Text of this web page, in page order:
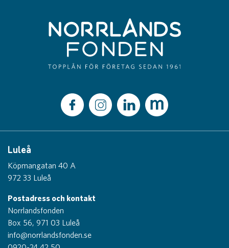
Luleå
Köpmangatan 40 A
972 33 Luleå
Postadress och kontakt
Norrlandsfonden
Box 56, 971 03 Luleå
info@norrlandsfonden.se